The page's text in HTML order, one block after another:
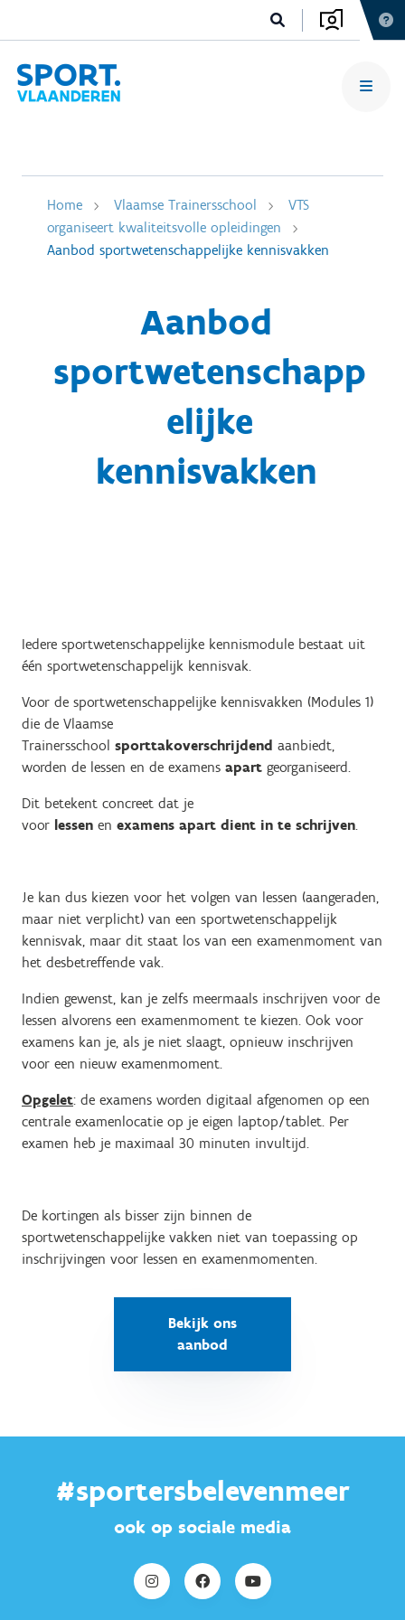
Home Vlaamse Trainersschool
VTS
organiseert kwaliteitsvolle opleidingen
Aanbod sportwetenschappelijke kennisvakken
Aanbod
sportwetenschapp
elijke
kennisvakken
Iedere sportwetenschappelijke kennismodule bestaat uit
één sportwetenschappelijk kennisvak.
Voor de sportwetenschappelijke kennisvakken (Modules 1)
die de Vlaamse
Trainersschool sporttakoverschrijdend aanbiedt,
worden de lessen en de examens apart georganiseerd.
Dit betekent concreet dat je
voor lessen en examens apart dient in te schrijven.
Je kan dus kiezen voor het volgen van lessen (aangeraden,
maar niet verplicht) van een sportwetenschappelijk
kennisvak, maar dit staat los van een examenmoment van
het desbetreffende vak.
Indien gewenst, kan je zelfs meermaals inschrijven voor de
lessen alvorens een examenmoment te kiezen. Ook voor
examens kan je, als je niet slaagt, opnieuw inschrijven
voor een nieuw examenmoment.
Opgelet: de examens worden digitaal afgenomen op een
centrale examenlocatie op je eigen laptop/tablet. Per
examen heb je maximaal 30 minuten invultijd.
De kortingen als bisser zijn binnen de
sportwetenschappelijke vakken niet van toepassing op
inschrijvingen voor lessen en examenmomenten.
Bekijk ons
aanbod
#sportersbelevenmeer
ook op sociale media